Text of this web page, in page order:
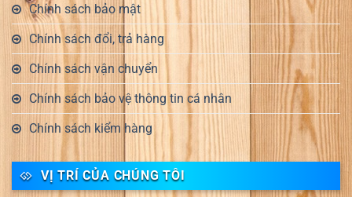
Chính sách bảo mật
Chính sách đổi, trả hàng
Chính sách vận chuyển
Chính sách bảo vệ thông tin cá nhân
Chính sách kiểm hàng
VỊ TRÍ CỦA CHÚNG TÔI